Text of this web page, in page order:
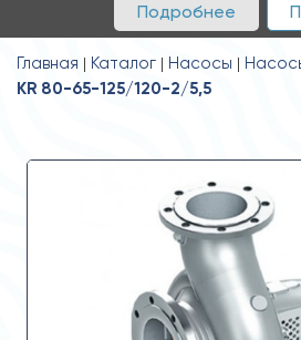
Подробнее
Главная Каталог Насосы
KR 80-65-125/120-2/5,5